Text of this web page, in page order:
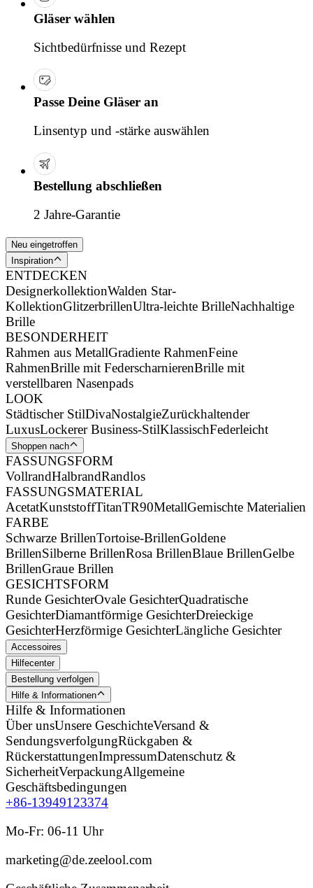
Gläser wählen
Sichtbedürfnisse und Rezept
Passe Deine Gläser an
Linsentyp und -stärke auswählen
Bestellung abschließen
2 Jahre-Garantie
Neu eingetroffen
Inspiration
ENTDECKEN
DesignerkollektionWalden Star-
KollektionGlitzerbrillenUltra-leichte BrilleNachhaltige
Brille
BESONDERHEIT
Rahmen aus MetallGradiente RahmenFeine
RahmenBrille mit FederscharnierenBrille mit
verstellbaren Nasenpads
LOOK
Städtischer StilDivaNostalgieZurückhaltender
LuxusLockerer Business-StilKlassischFederleicht
Shoppen nach
FASSUNGSFORM
VollrandHalbrandRandlos
FASSUNGSMATERIAL
AcetatKunststoffTitanTR90MetallGemischte Materialien
FARBE
Schwarze BrillenTortoise-BrillenGoldene
BrillenSilberne BrillenRosa BrillenBlaue BrillenGelbe
BrillenGraue Brillen
GESICHTSFORM
Runde GesichterOvale GesichterQuadratische
GesichterDiamantförmige GesichterDreieckige
GesichterHerzförmige GesichterLängliche Gesichter
Accessoires
Hilfecenter
Bestellung verfolgen
Hilfe & Informationen
Hilfe & Informationen
Über unsUnsere GeschichteVersand &
SendungsverfolgungRückgaben &
RückerstattungenImpressumDatenschutz &
SicherheitVerpackungAllgemeine
Geschäftsbedingungen
+86-13949123374
Mo-Fr: 06-11 Uhr
marketing@de.zeelool.com